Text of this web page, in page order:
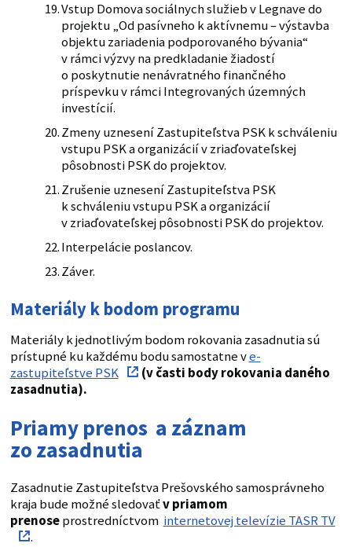
Vstup Domova sociálnych služieb v Legnave do
projektu „Od pasívneho k aktívnemu – výstavba
objektu zariadenia podporovaného bývania“
v rámci výzvy na predkladanie žiadostí
o poskytnutie nenávratného finančného
príspevku v rámci Integrovaných územných
investícií.
Zmeny uznesení Zastupiteľstva PSK k schváleniu
vstupu PSK a organizácií v zriaďovateľskej
pôsobnosti PSK do projektov.
Zrušenie uznesení Zastupiteľstva PSK
k schváleniu vstupu PSK a organizácií
v zriaďovateľskej pôsobnosti PSK do projektov.
Interpelácie poslancov.
Záver.
Materiály k bodom programu
Materiály k jednotlivým bodom rokovania zasadnutia sú
prístupné ku každému bodu samostatne ve-
zastupiteľstve PSK
(v časti body rokovania daného
zasadnutia).
Priamy prenos a záznam
zo zasadnutia
Zasadnutie Zastupiteľstva Prešovského samosprávneho
kraja bude možné sledovaťv priamom
prenoseprostredníctvom internetovej televízie TASR TV
.